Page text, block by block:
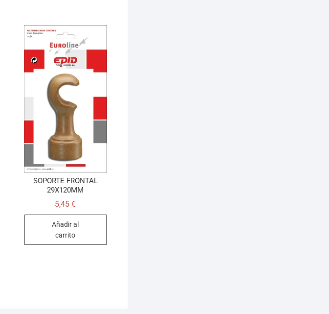
SOPORTE FRONTAL
29X120MM
5,45€
Añadir al
carrito